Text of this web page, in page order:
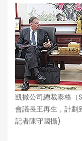
凱撒公司總裁泰格
會議長王再生，計劃
記者陳守國攝)